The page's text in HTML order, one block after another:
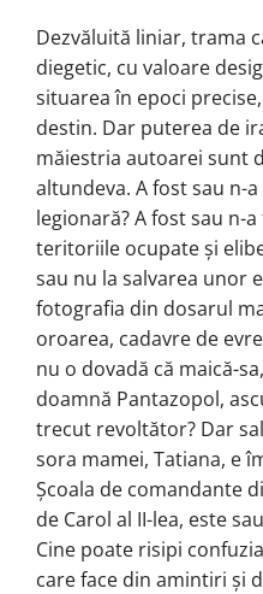
Dezvăluită liniar, trama
diegetic, cu valoare
situarea în epoci
destin. Dar puterea de
măiestria autoarei sunt
altundeva. A fost sau n-
legionară? A fost sau n-
teritoriile ocupate și
sau nu la salvarea unor
fotografia din dosarul
oroarea, cadavre de
nu o dovadă că maică-
doamnă Pantazopol,
trecut revoltător? Dar
sora mamei, Tatiana, e
Școala de comandante
de Carol al II-lea, este
Cine poate risipi
care face din amintiri și